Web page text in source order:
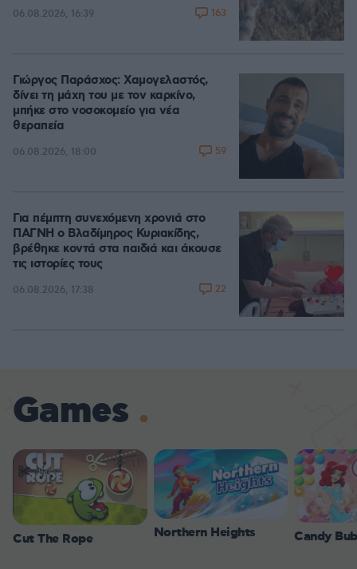
06.08.2026, 16:39 163
Γιώργος Παράσχος: Χαμογελαστός,
δίνει τη μάχη του με τον καρκίνο,
μπήκε στο νοσοκομείο για νέα
θεραπεία
06.08.2026, 18:00 59
Για πέμπτη συνεχόμενη χρονιά στο
ΠΑΓΝΗ ο Βλαδίμηρος Κυριακίδης,
βρέθηκε κοντά στα παιδιά και άκουσε
τις ιστορίες τους
06.08.2026, 17:38 22
Games
Cut The Rope Northern Heights Candy